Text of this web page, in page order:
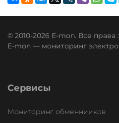
© 2010-2026 E-mon. Все
E-mon — мониторинг
Сервисы
Мониторинг обменнииков